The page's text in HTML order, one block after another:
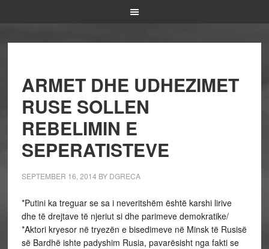
ARMET DHE UDHEZIMET
RUSE SOLLEN
REBELIMIN E
SEPERATISTEVE
SEPTEMBER 16, 2014 BY DGRECA
*Putini ka treguar se sa i neveritshëm është karshi lirive
dhe të drejtave të njeriut si dhe parimeve demokratike/
*Aktori kryesor në tryezën e bisedimeve në Minsk të Rusisë
së Bardhë ishte padyshim Rusia, pavarësisht nga fakti se